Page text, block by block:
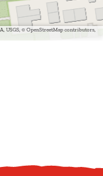
USGS, © OpenStreetMap contributors,